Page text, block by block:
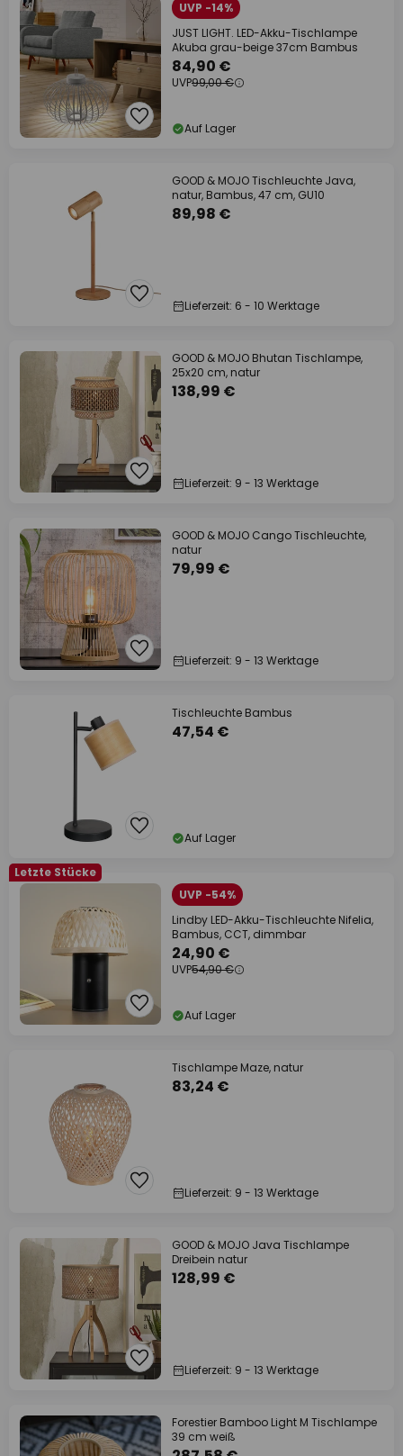
UVP -14%
JUST LIGHT. LED-Akku-Tischlampe
Akuba grau-beige 37cm Bambus
84,90 €
UVP99,00 €
Auf Lager
GOOD & MOJO Tischleuchte Java,
natur, Bambus, 47 cm, GU10
89,98 €
Lieferzeit: 6 - 10 Werktage
GOOD & MOJO Bhutan Tischlampe,
25x20 cm, natur
138,99 €
Lieferzeit: 9 - 13 Werktage
GOOD & MOJO Cango Tischleuchte,
natur
79,99 €
Lieferzeit: 9 - 13 Werktage
Tischleuchte Bambus
47,54 €
Auf Lager
Letzte Stücke
UVP -54%
Lindby LED-Akku-Tischleuchte Nifelia,
Bambus, CCT, dimmbar
24,90 €
UVP54,90 €
Auf Lager
Tischlampe Maze, natur
83,24 €
Lieferzeit: 9 - 13 Werktage
GOOD & MOJO Java Tischlampe
Dreibein natur
128,99 €
Lieferzeit: 9 - 13 Werktage
Forestier Bamboo Light M Tischlampe
39 cm weiß